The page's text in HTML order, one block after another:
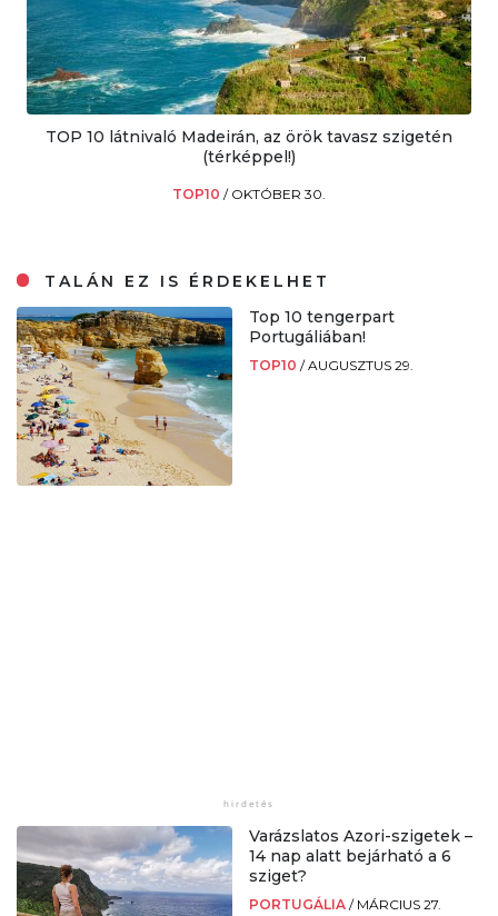
TOP 10 látnivaló Madeirán, az örök tavasz szigetén
(térképpel!)
TOP10 / OKTÓBER 30.
TALÁN EZ IS ÉRDEKELHET
Top 10 tengerpart
Portugáliában!
TOP10 /AUGUSZTUS 29.
Varázslatos Azori-szigetek –
14 nap alatt bejárható a 6
sziget?
PORTUGÁLIA / MÁRCIUS 27.